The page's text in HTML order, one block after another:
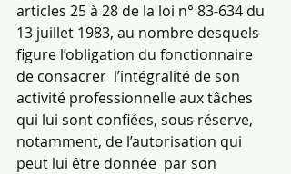
articles 25 à 28 de la loi n° 83-634 du
13 juillet 1983, au nombre desquels
figure l’obligation du fonctionnaire
de consacrer  l’intégralité de son
activité professionnelle aux tâches
qui lui sont confiées, sous réserve,
notamment, de l’autorisation qui
peut lui être donnée  par son